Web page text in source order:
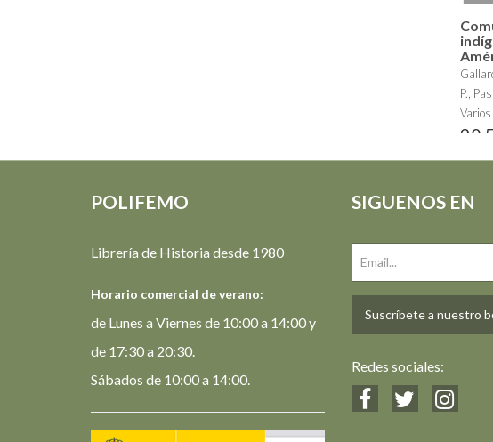
P.,
POLIFEMO
Librería de Historia desde 1980
Horario comercial de verano:
de Lunes a Viernes de 10:00 a 14:00 y
de 17:30 a 20:30.
Sábados de 10:00 a 14:00.
SIGUENOS EN
Suscríbete a nuestro
Redes sociales: